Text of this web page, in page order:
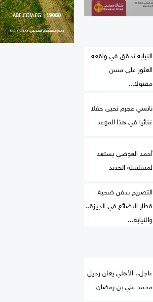
النيابة تحقق في واقعة
العثور على مسن
مقتولا...
نانسي عجرم تحيى حفلا
غنائيا في هذا الموعد
أحمد العوضي يستعد
لمسلسله الجديد
التصريح بدفن ضحية
قطار البضائع في الجيزة..
والنيابة...
عاجل.. الأهلي يعلن رحيل
محمد علي بن رمضان